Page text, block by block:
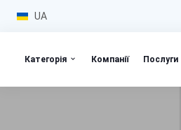
UA
Категорія Компанії Послуги